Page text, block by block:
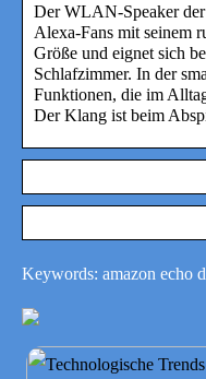
Der WLAN-Speaker
Alexa-Fans mit seinem
Größe und eignet sich
Schlafzimmer. In der
Funktionen, die im
Der Klang ist beim
Keywords: amazon echo